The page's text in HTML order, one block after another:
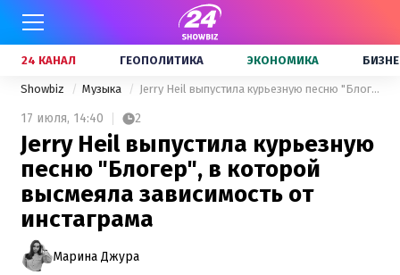
24 КАНАЛ ГЕОПОЛИТИКА ЭКОНОМИКА
Showbiz Музыка Jerry Heil выпустила курьезную песню "Блогер", в которой высмеяла зависимость от инстаграма
17 июля, 14:40 2
Jerry Heil выпустила курьезную
песню "Блогер", в которой
высмеяла зависимость от
инстаграма
Марина Джура